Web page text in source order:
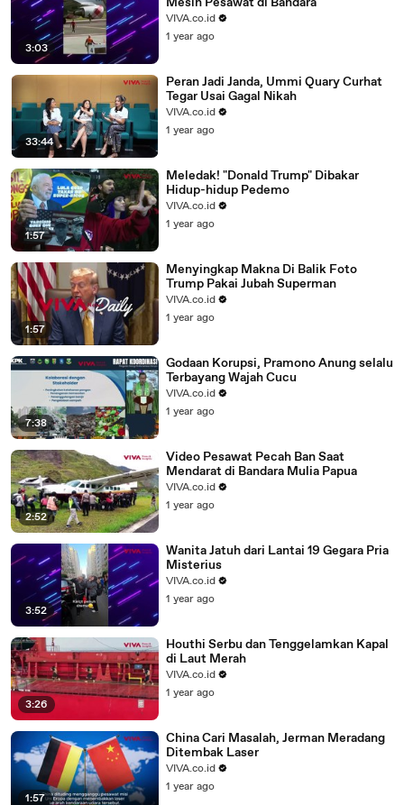
3:03
VIVA.co.id
1 year ago
33:44
Peran Jadi Janda, Ummi Quary Curhat
Tegar Usai Gagal Nikah
VIVA.co.id
1 year ago
1:57
Meledak! "Donald Trump" Dibakar
Hidup-hidup Pedemo
VIVA.co.id
1 year ago
1:57
Menyingkap Makna Di Balik Foto
Trump Pakai Jubah Superman
VIVA.co.id
1 year ago
7:38
Godaan Korupsi, Pramono Anung selalu
Terbayang Wajah Cucu
VIVA.co.id
1 year ago
2:52
Video Pesawat Pecah Ban Saat
Mendarat di Bandara Mulia Papua
VIVA.co.id
1 year ago
3:52
Wanita Jatuh dari Lantai 19 Gegara Pria
Misterius
VIVA.co.id
1 year ago
3:26
Houthi Serbu dan Tenggelamkan Kapal
di Laut Merah
VIVA.co.id
1 year ago
1:57
China Cari Masalah, Jerman Meradang
Ditembak Laser
VIVA.co.id
1 year ago